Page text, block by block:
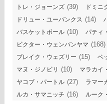
トレ・ジョーンズ (39) ドミニ
ドリュー・ユーバンクス (14)
バスケットボール (10) パティ
ビクター・ウェンバンヤマ (168)
ブレイク・ウェズリー (15) ベ
マヌ・ジノビリ (10) マラカイ
ヤコブ・パートル (27) ラマー
ルカ・サマニッチ (16) ルーク